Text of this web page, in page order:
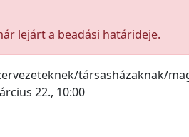
lejárt a beadási határideje.
társasházaknak/
22., 10:00